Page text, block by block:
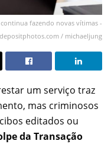
fazendo novas vítimas -
/ michaeljung
um serviço traz
mas criminosos
editados ou
da Transação